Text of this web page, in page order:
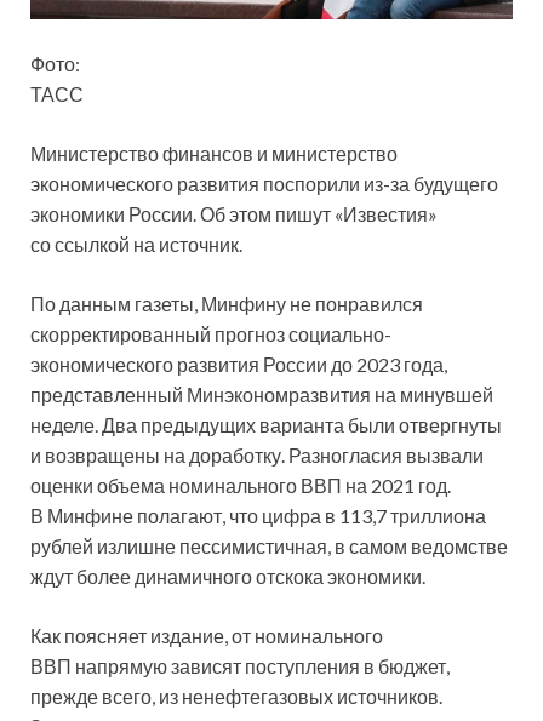
Фото:
ТАСС
Министерство финансов и министерство
экономического развития поспорили из-за будущего
экономики России. Об этом пишут «Известия»
со ссылкой на источник.
По данным газеты, Минфину не понравился
скорректированный прогноз социально-
экономического развития России до 2023 года,
представленный Минэкономразвития на минувшей
неделе. Два предыдущих варианта были отвергнуты
и возвращены на доработку. Разногласия вызвали
оценки объема номинального ВВП на 2021 год.
В Минфине полагают, что цифра в 113,7 триллиона
рублей излишне пессимистичная, в самом ведомстве
ждут более динамичного отскока экономики.
Как поясняет издание, от номинального
ВВП напрямую зависят поступления в бюджет,
прежде всего, из ненефтегазовых источников.